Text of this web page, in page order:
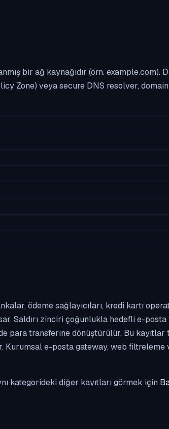
bir ağ kaynağıdır (örn. example.com).
Zone) veya secure DNS resolver,
ödeme sağlayıcıları, kredi kartı
Saldırı zinciri çoğunlukla hedefli e-
para transferine dönüştürülür. Bu
Kurumsal e-posta gateway, web
kategorideki diğer kayıtları görmek için